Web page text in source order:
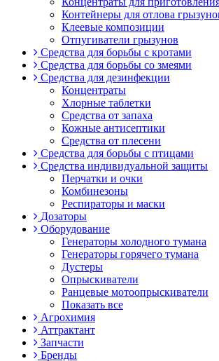
Контейнеры для отлова
Клеевые композиции
Отпугиватели грызунов
Средства для борьбы с кротами
Средства для борьбы со змеями
Средства для дезинфекции
Концентраты
Хлорные таблетки
Средства от запаха
Кожные антисептики
Средства от плесени
Средства для борьбы с птицами
Средства индивидуальной защиты
Перчатки и очки
Комбинезоны
Респираторы и маски
Дозаторы
Оборудование
Генераторы холодного тумана
Генераторы горячего тумана
Дустеры
Опрыскиватели
Ранцевые мотоопрыскиватели
Показать все
Агрохимия
Аттрактант
Запчасти
Бренды